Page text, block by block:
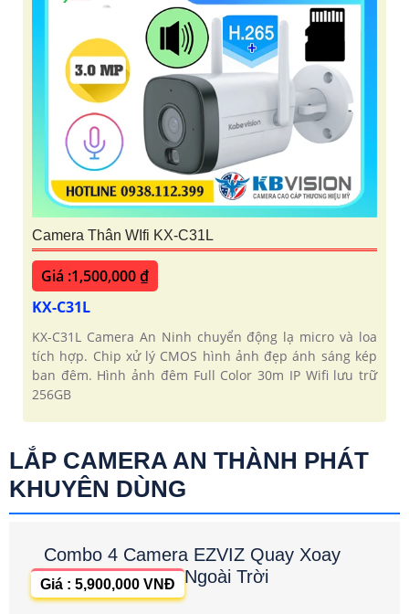
Camera Thân WIfi KX-C31L
Giá :1,500,000 ₫
KX-C31L
KX-C31L Camera An Ninh chuyển động lạ micro và loa
tích hợp. Chip xử lý CMOS hình ảnh đẹp ánh sáng kép
ban đêm. Hình ảnh đêm Full Color 30m IP Wifi lưu trữ
256GB
LẮP CAMERA AN THÀNH PHÁT
KHUYÊN DÙNG
Combo 4 Camera EZVIZ Quay Xoay
Ngoài Trời
Giá : 5,900,000 VNĐ